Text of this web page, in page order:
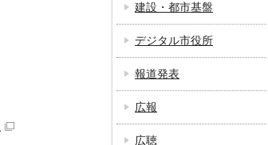
建設・都市基盤
デジタル市役所
報道発表
広報
広聴